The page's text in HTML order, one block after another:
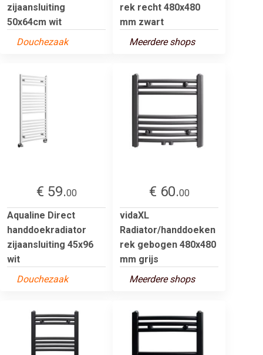
zijaansluiting
50x64cm wit
Douchezaak
rek recht 480x480
mm zwart
Meerdere shops
€ 59.00
Aqualine Direct
handdoekradiator
zijaansluiting 45x96
wit
Douchezaak
€ 60.00
vidaXL
Radiator/handdoeken
rek gebogen 480x480
mm grijs
Meerdere shops